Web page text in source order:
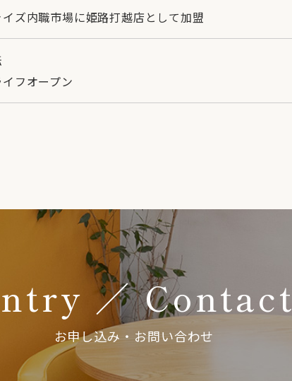
ズ内職市場に姫路打越店として加盟
フオープン
／
お申し込み・お問い合わせ